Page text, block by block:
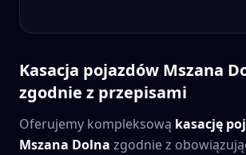
Kasacja pojazdów Mszana
zgodnie z przepisami
Oferujemy kompleksową kasację
Mszana Dolna zgodnie z